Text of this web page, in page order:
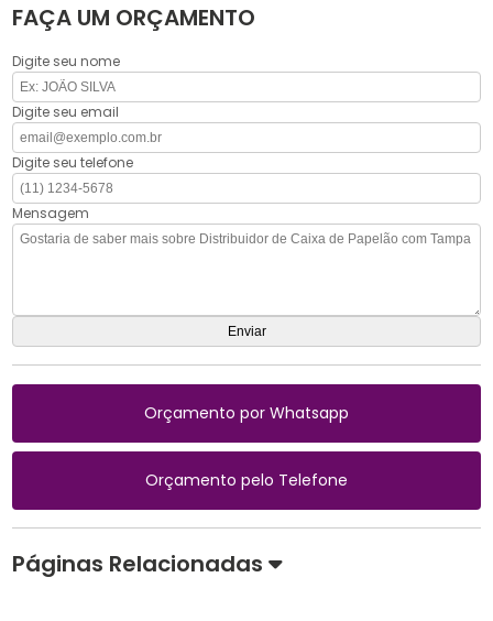
FAÇA UM ORÇAMENTO
Digite seu nome
Digite seu email
Digite seu telefone
Mensagem
Orçamento por Whatsapp
Orçamento pelo Telefone
Páginas Relacionadas